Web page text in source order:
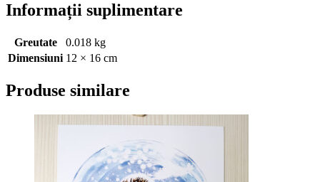
Informații suplimentare
Greutate
0.018 kg
Dimensiuni 12 × 16 cm
Produse similare